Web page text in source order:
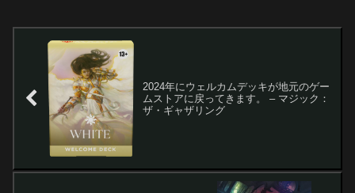
2024年にウェルカムデッキが地元のゲー
ムストアに戻ってきます。 – マジック：
ザ・ギャザリング